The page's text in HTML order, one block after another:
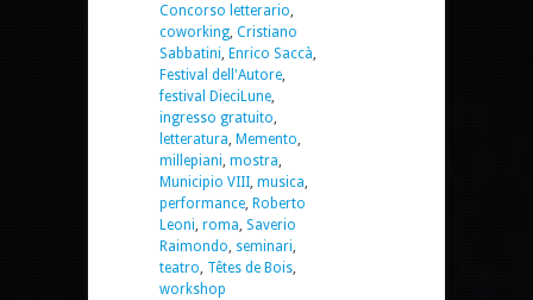
Concorso letterario,
coworking, Cristiano
Sabbatini, Enrico Saccà,
Festival dell'Autore,
festival DieciLune,
ingresso gratuito,
letteratura, Memento,
millepiani, mostra,
Municipio VIII, musica,
performance, Roberto
Leoni, roma, Saverio
Raimondo, seminari,
teatro, Têtes de Bois,
workshop